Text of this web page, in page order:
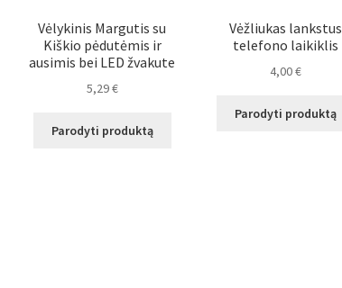
Vėlykinis Margutis su
Kiškio pėdutėmis ir
ausimis bei LED žvakute
5,29€
Parodyti produktą
Vėžliukas lankstus
telefono laikiklis
4,00€
Parodyti produktą